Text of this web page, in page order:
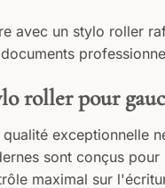
avec un stylo roller
roller pour
qualité exceptionnelle
sont conçus pour
maximal sur